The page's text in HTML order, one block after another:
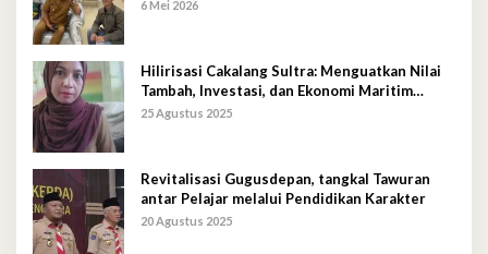
6 Mei 2026
Hilirisasi Cakalang Sultra: Menguatkan Nilai
Tambah, Investasi, dan Ekonomi Maritim
Berkelanjutan
25 Agustus 2025
Revitalisasi Gugusdepan, tangkal Tawuran
antar Pelajar melalui Pendidikan Karakter
20 Agustus 2025